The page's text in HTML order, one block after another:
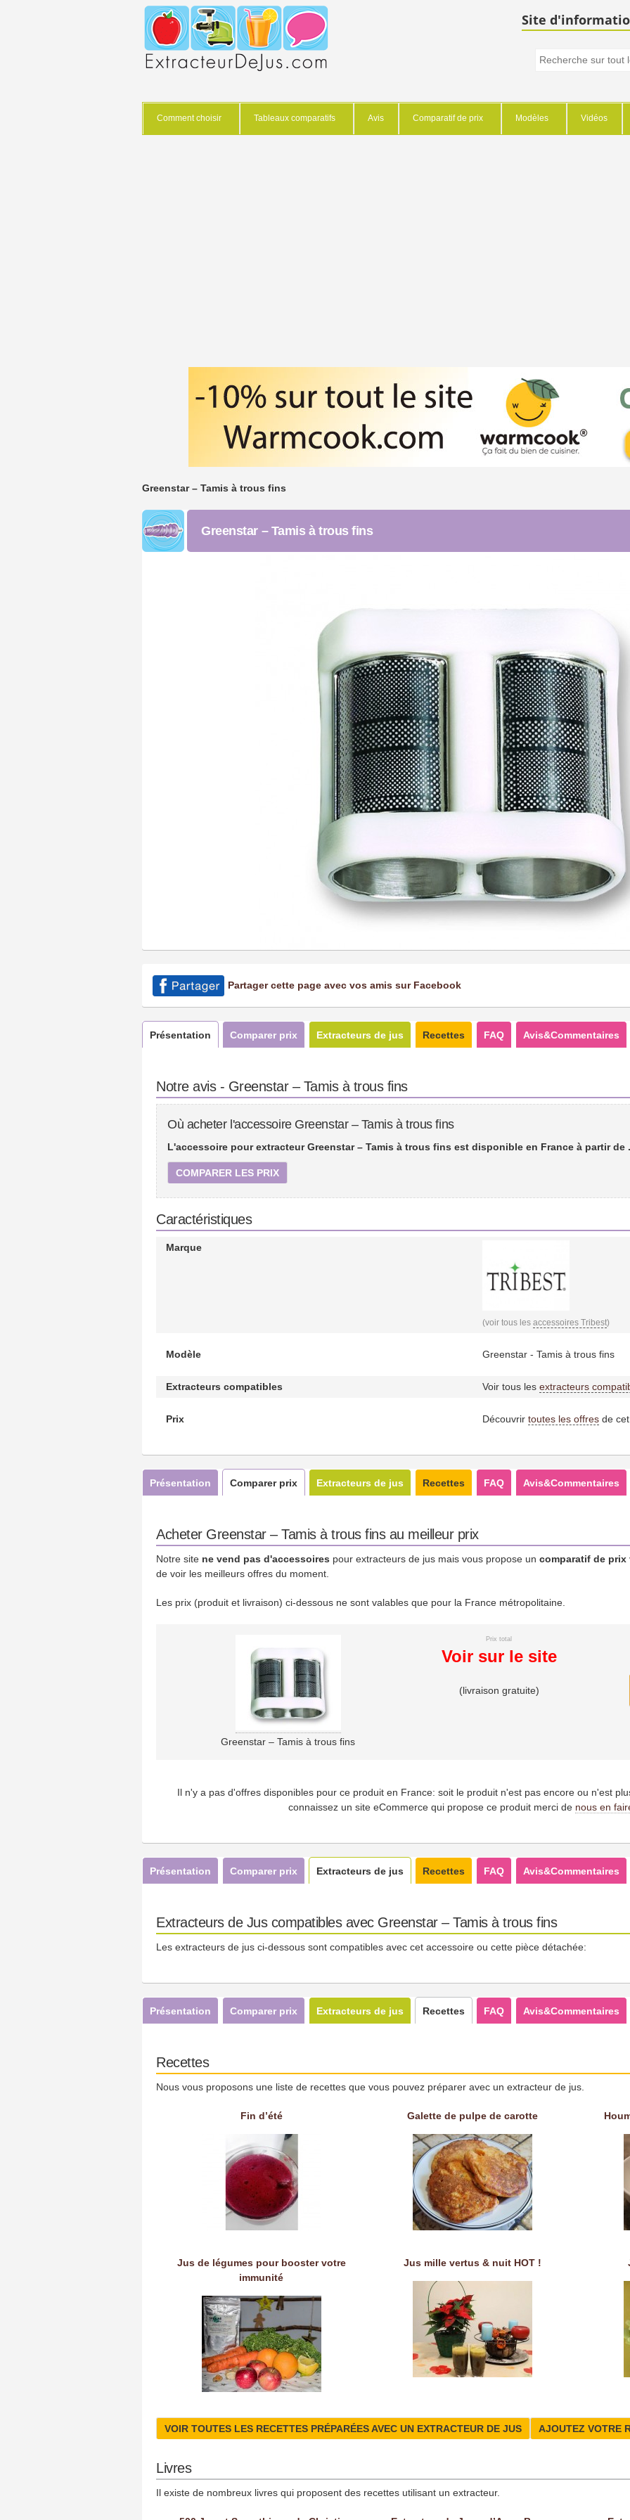
Site
Comment choisir Tableaux comparatifs Avis Comparatif de prix Modèles Vidéos
Greenstar – Tamis à trous fins
Greenstar – Tamis à trous fins
Partager cette page avec vos amis sur Facebook
Présentation Comparer prix Extracteurs de jus Recettes FAQ Avis&Commentaires
Notre avis - Greenstar – Tamis à trous fins
Où acheter l'accessoire Greenstar – Tamis à trous fins
L'accessoire pour extracteur Greenstar – Tamis à trous fins est disponible en France à partir de .
COMPARER LES PRIX
Caractéristiques
Marque
(voir tous les accessoires Tribest)
Modèle Greenstar - Tamis à trous fins
Extracteurs compatibles Voir tous les extracteurs
Prix Découvrir toutes les offresde cet
Présentation Comparer prix Extracteurs de jus Recettes FAQ Avis&Commentaires
Acheter Greenstar – Tamis à trous fins au meilleur prix
Notre site ne vend pas d'accessoires pour extracteurs de jus mais vous propose un comparatif de prix
de voir les meilleurs offres du moment.
Les prix (produit et livraison) ci-dessous ne sont valables que pour la France métropolitaine.
Greenstar – Tamis à trous fins
Prix total
Voir sur le site
(livraison gratuite)
Il n'y a pas d'offres disponibles pour ce produit en France: soit le produit n'est pas encore ou n'est
connaissez un site eCommerce qui propose ce produit merci de nous en
Présentation Comparer prix Extracteurs de jus Recettes FAQ Avis&Commentaires
Extracteurs de Jus compatibles avec Greenstar – Tamis à trous fins
Les extracteurs de jus ci-dessous sont compatibles avec cet accessoire ou cette pièce détachée:
Présentation Comparer prix Extracteurs de jus Recettes FAQ Avis&Commentaires
Recettes
Nous vous proposons une liste de recettes que vous pouvez préparer avec un extracteur de jus.
Fin d’été Galette de pulpe de carotte
Jus de légumes pour booster votre
immunité
Jus mille vertus & nuit HOT !
VOIR TOUTES LES RECETTES PRÉPARÉES AVEC UN EXTRACTEUR DE JUS AJOUTEZ VOTRE
Livres
Il existe de nombreux livres qui proposent des recettes utilisant un extracteur.